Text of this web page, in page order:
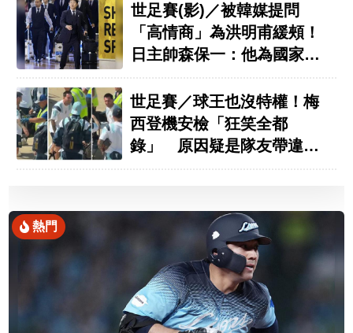
世足賽(影)／被韓媒提問
「高情商」為洪明甫緩頰！
日主帥森保一：他為國家拚
世足賽／球王也沒特權！梅
西登機安檢「狂笑全都
錄」 原因疑是隊友帶違禁
熱門